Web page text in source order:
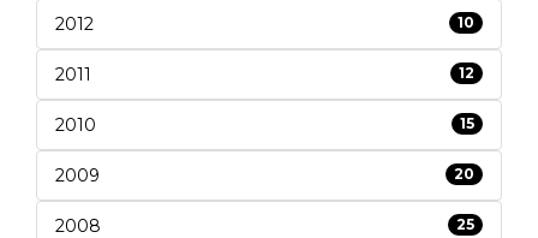
2012 10
2011 12
2010 15
2009 20
2008 25